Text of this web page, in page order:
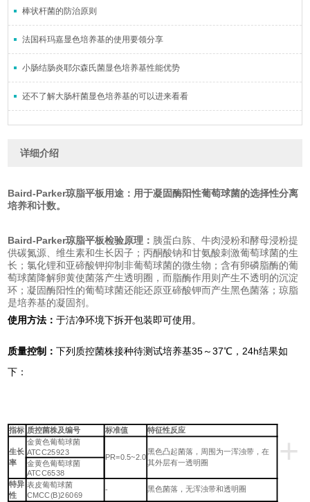
棒状杆菌的防治原则
法国科玛嘉显色培养基的使用要领分享
小肠结肠炎耶尔森氏菌显色培养基性能优势
还不了解大肠杆菌显色培养基的可以进来看看
详细介绍
Baird-Parker琼脂平板用途： 用于凝固酶阳性葡萄球菌的选择性分离
培养和计数。
Baird-Parker琼脂平板检验原理： 胰蛋白胨、牛肉浸粉和酵母浸粉提
供碳氮源、维生素和生长因子；丙酮酸钠和甘氨酸刺激葡萄球菌的生
长；氯化锂和亚碲酸钾抑制非葡萄球菌的微生物；含有卵磷脂酶的葡
萄球菌降解卵黄使菌落产生透明圈，而脂酶作用则产生不透明的沉淀
环；凝固酶阳性的葡萄球菌还能还原亚碲酸钾而产生黑色菌落；琼脂
是培养基的凝固剂。
使用方法：于洁净环境下拆开包装即可使用。
质量控制：下列质控菌株接种待测试培养基35～37℃，24h结果如
下：
+
指标 质控菌株及编号 标准值 特征性反应
生长
率
金黄色葡萄球菌
ATCC25923
PR=0.5~2.0
黑色凸起菌落，周围为一浑浊带，在
其外层有一透明圈
金黄色葡萄球菌
ATCC6538
特异
性
表皮葡萄球菌
CMCC(B)26069
- 黑色菌落，无浑浊带和透明圈